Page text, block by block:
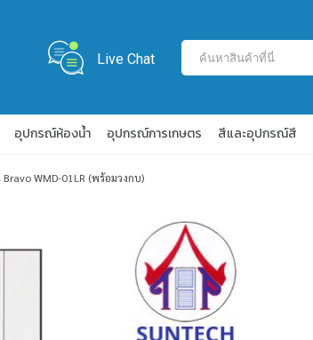
Live Chat
อุปกรณ์ห้องน้ำ อุปกรณ์การเกษตร สีและอุปกรณ์สี
WMD-01LR (พร้อมวงกบ)